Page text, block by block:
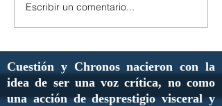
Escribir un comentario...
Cuestión y Chronos nacieron con la
idea de ser una voz crítica, no como
una acción de desprestigio visceral y